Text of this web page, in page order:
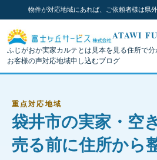
物件が対応地域にあれば、ご依頼者様は県
ATAWI
ふじがおか実家カルテとは 見本を見る住所で分
お客様の声対応地域申し込むブログ
重点対応地域
袋井市の実家・空
売る前に住所から